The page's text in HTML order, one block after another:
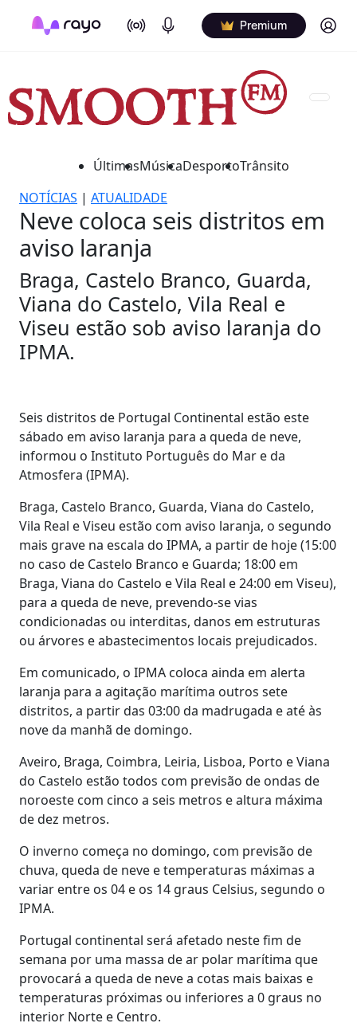
On Air Podcasts Premium Log in
ÚltimasMúsicaDesportoTrânsito
NOTÍCIAS | ATUALIDADE
Neve coloca seis distritos em
aviso laranja
Braga, Castelo Branco, Guarda,
Viana do Castelo, Vila Real e
Viseu estão sob aviso laranja do
IPMA.
Seis distritos de Portugal Continental estão este
sábado em aviso laranja para a queda de neve,
informou o Instituto Português do Mar e da
Atmosfera (IPMA).
Braga, Castelo Branco, Guarda, Viana do Castelo,
Vila Real e Viseu estão com aviso laranja, o segundo
mais grave na escala do IPMA, a partir de hoje (15:00
no caso de Castelo Branco e Guarda; 18:00 em
Braga, Viana do Castelo e Vila Real e 24:00 em Viseu),
para a queda de neve, prevendo-se vias
condicionadas ou interditas, danos em estruturas
ou árvores e abastecimentos locais prejudicados.
Em comunicado, o IPMA coloca ainda em alerta
laranja para a agitação marítima outros sete
distritos, a partir das 03:00 da madrugada e até às
nove da manhã de domingo.
Aveiro, Braga, Coimbra, Leiria, Lisboa, Porto e Viana
do Castelo estão todos com previsão de ondas de
noroeste com cinco a seis metros e altura máxima
de dez metros.
O inverno começa no domingo, com previsão de
chuva, queda de neve e temperaturas máximas a
variar entre os 04 e os 14 graus Celsius, segundo o
IPMA.
Portugal continental será afetado neste fim de
semana por uma massa de ar polar marítima que
provocará a queda de neve a cotas mais baixas e
temperaturas próximas ou inferiores a 0 graus no
interior Norte e Centro.